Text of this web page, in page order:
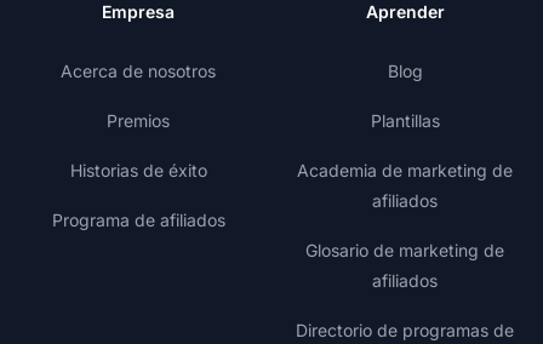
Empresa
Acerca de nosotros
Premios
Historias de éxito
Programa de afiliados
Aprender
Blog
Plantillas
Academia de marketing de
afiliados
Glosario de marketing de
afiliados
Directorio de programas de